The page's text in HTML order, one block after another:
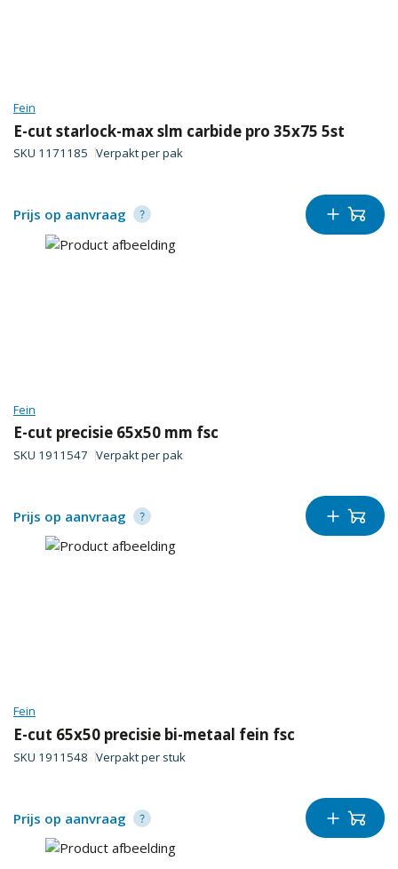
Fein
E-cut starlock-max slm carbide pro 35x75 5st
SKU 1171185 Verpakt perpak
Prijs op aanvraag
Fein
E-cut precisie 65x50 mm fsc
SKU 1911547 Verpakt perpak
Prijs op aanvraag
Fein
E-cut 65x50 precisie bi-metaal fein fsc
SKU 1911548 Verpakt per stuk
Prijs op aanvraag